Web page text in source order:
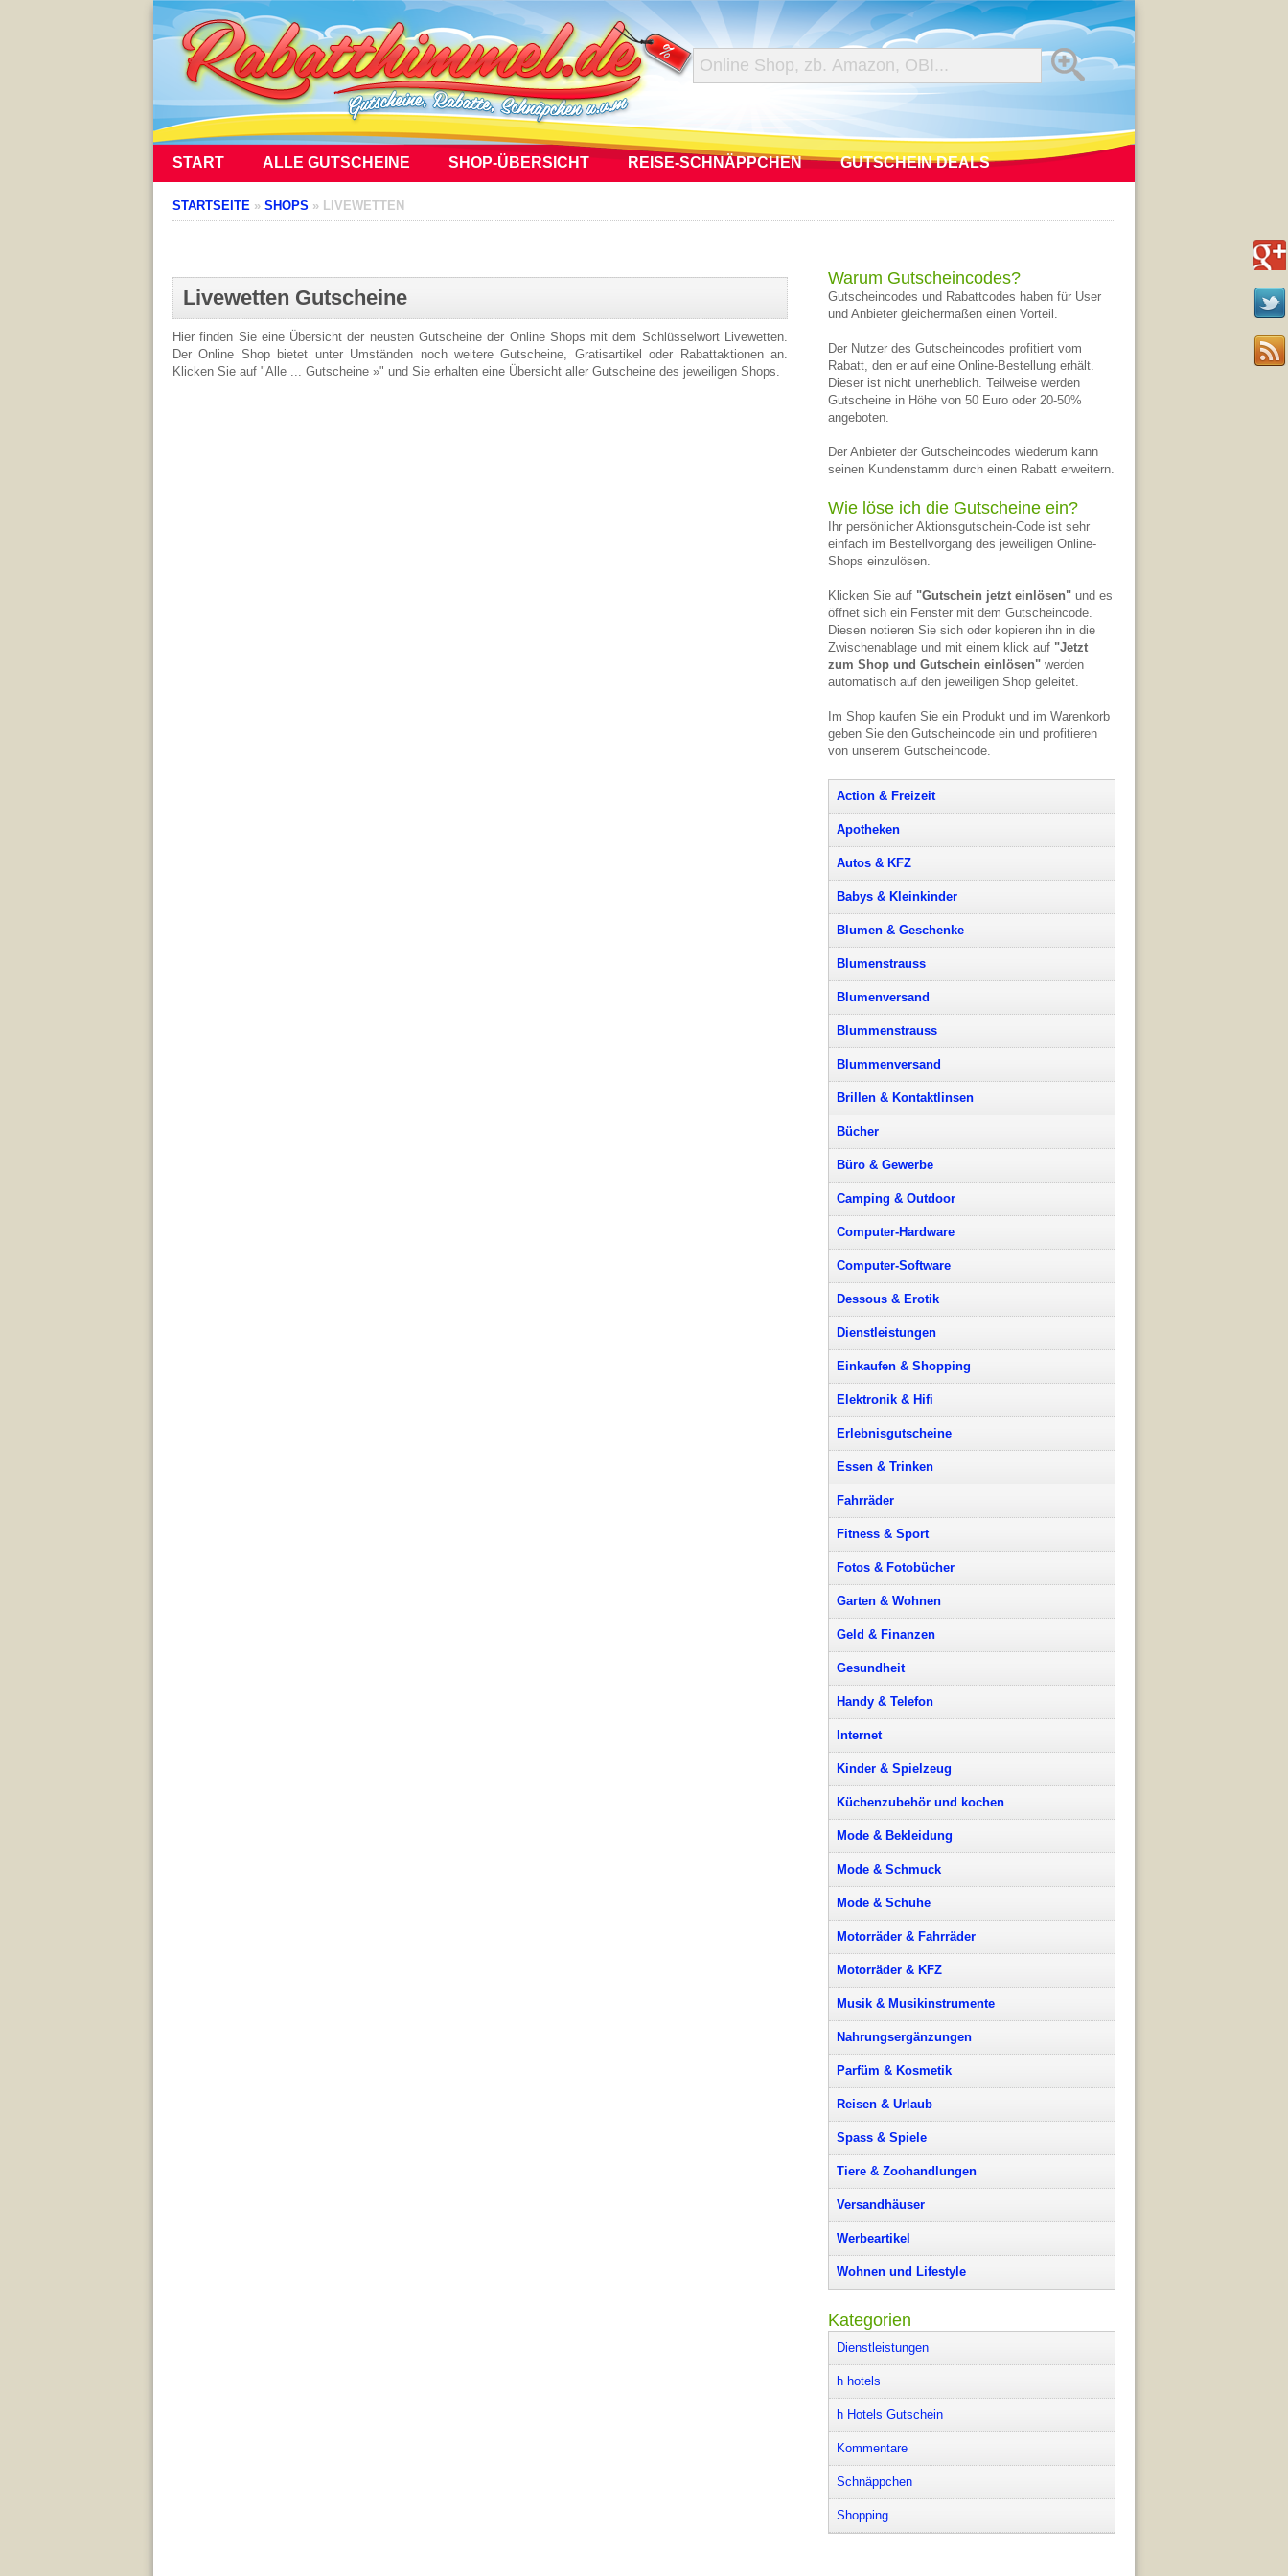
START ALLE GUTSCHEINE SHOP-ÜBERSICHT REISE-SCHNÄPPCHEN GUTSCHEIN DEALS
STARTSEITE » SHOPS » LIVEWETTEN
Livewetten Gutscheine
Hier finden Sie eine Übersicht der neusten Gutscheine der Online Shops mit dem Schlüsselwort Livewetten.
Der Online Shop bietet unter Umständen noch weitere Gutscheine, Gratisartikel oder Rabattaktionen an.
Klicken Sie auf "Alle ... Gutscheine »" und Sie erhalten eine Übersicht aller Gutscheine des jeweiligen Shops.
Warum Gutscheincodes?
Gutscheincodes und Rabattcodes haben für User
und Anbieter gleichermaßen einen Vorteil.
Der Nutzer des Gutscheincodes profitiert vom
Rabatt, den er auf eine Online-Bestellung erhält.
Dieser ist nicht unerheblich. Teilweise werden
Gutscheine in Höhe von 50 Euro oder 20-50%
angeboten.
Der Anbieter der Gutscheincodes wiederum kann
seinen Kundenstamm durch einen Rabatt erweitern.
Wie löse ich die Gutscheine ein?
Ihr persönlicher Aktionsgutschein-Code ist sehr
einfach im Bestellvorgang des jeweiligen Online-
Shops einzulösen.
Klicken Sie auf "Gutschein jetzt einlösen" und es
öffnet sich ein Fenster mit dem Gutscheincode.
Diesen notieren Sie sich oder kopieren ihn in die
Zwischenablage und mit einem klick auf "Jetzt
zum Shop und Gutschein einlösen" werden
automatisch auf den jeweiligen Shop geleitet.
Im Shop kaufen Sie ein Produkt und im Warenkorb
geben Sie den Gutscheincode ein und profitieren
von unserem Gutscheincode.
Action & Freizeit
Apotheken
Autos & KFZ
Babys & Kleinkinder
Blumen & Geschenke
Blumenstrauss
Blumenversand
Blummenstrauss
Blummenversand
Brillen & Kontaktlinsen
Bücher
Büro & Gewerbe
Camping & Outdoor
Computer-Hardware
Computer-Software
Dessous & Erotik
Dienstleistungen
Einkaufen & Shopping
Elektronik & Hifi
Erlebnisgutscheine
Essen & Trinken
Fahrräder
Fitness & Sport
Fotos & Fotobücher
Garten & Wohnen
Geld & Finanzen
Gesundheit
Handy & Telefon
Internet
Kinder & Spielzeug
Küchenzubehör und kochen
Mode & Bekleidung
Mode & Schmuck
Mode & Schuhe
Motorräder & Fahrräder
Motorräder & KFZ
Musik & Musikinstrumente
Nahrungsergänzungen
Parfüm & Kosmetik
Reisen & Urlaub
Spass & Spiele
Tiere & Zoohandlungen
Versandhäuser
Werbeartikel
Wohnen und Lifestyle
Kategorien
Dienstleistungen
h hotels
h Hotels Gutschein
Kommentare
Schnäppchen
Shopping